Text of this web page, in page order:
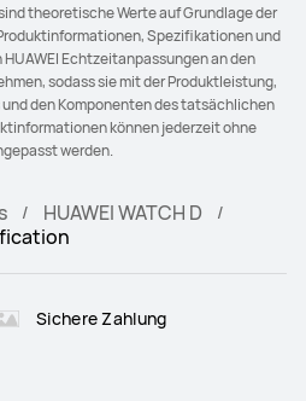
theoretische Werte auf Grundlage der
Spezifikationen und
Echtzeitanpassungen an den
sodass sie mit der Produktleistung,
den Komponenten des tatsächlichen
können jederzeit ohne
werden.
HUAWEI WATCH D
Sichere Zahlung